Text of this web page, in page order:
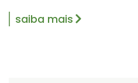
saiba mais